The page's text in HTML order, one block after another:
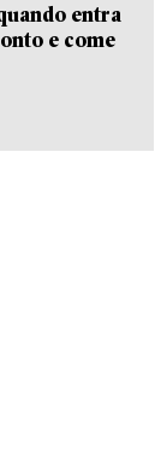
entra
e come